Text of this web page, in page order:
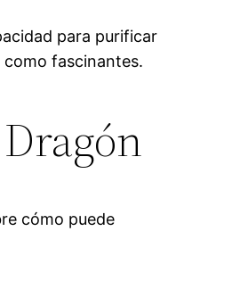
para purificar
fascinantes.
cómo puede